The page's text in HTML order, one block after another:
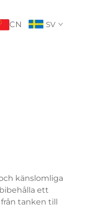
CN SV
känslomliga
ett
tanken till